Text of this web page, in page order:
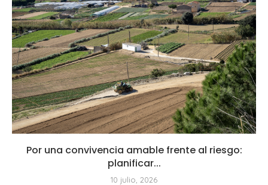
Por una convivencia amable frente al riesgo:
planificar...
10 julio, 2026